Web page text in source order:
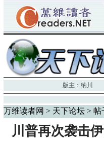
版主： 纳川
万维读者网 > 天下论坛 > 帖
川普再次袭击